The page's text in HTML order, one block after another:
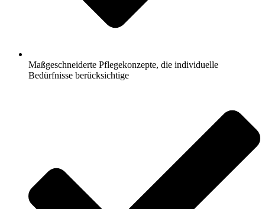
Maßgeschneiderte Pflegekonzepte, die individuelle
Bedürfnisse berücksichtige